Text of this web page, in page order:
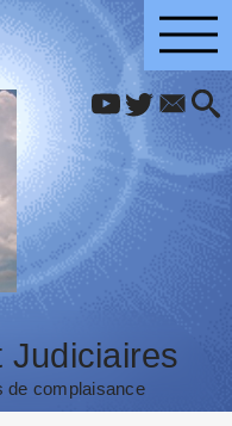
Judiciaires
de complaisance